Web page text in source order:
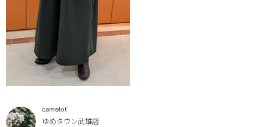
camelot
ゆめタウン武雄店